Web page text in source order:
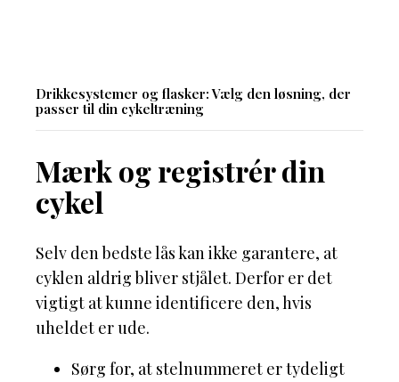
Drikkesystemer og flasker: Vælg den løsning, der
passer til din cykeltræning
Mærk og registrér din
cykel
Selv den bedste lås kan ikke garantere, at
cyklen aldrig bliver stjålet. Derfor er det
vigtigt at kunne identificere den, hvis
uheldet er ude.
Sørg for, at stelnummeret er tydeligt